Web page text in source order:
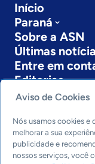
Início
Paraná
Sobre a ASN
Últimas
Entre em
Editorias
Economia &
Inovação &
Cultura
Dados
Aviso de Cookies
Nós usamos cookies e
melhorar a sua
publicidade e
nossos serviços, você